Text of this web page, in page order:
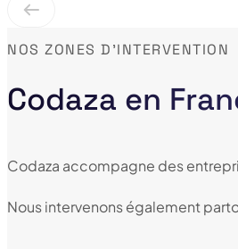
Codaza en
NOS ZONES D'INTERVENTION
Codaza accompagne des
Nous intervenons également